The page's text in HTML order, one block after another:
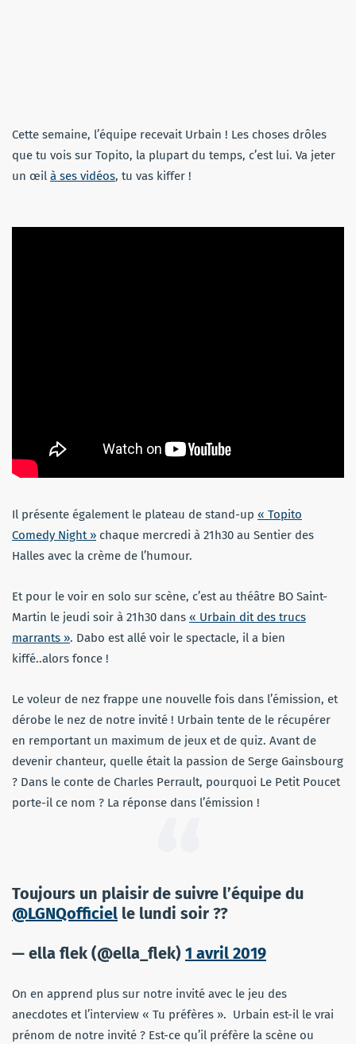
Cette semaine, l’équipe recevait Urbain ! Les choses drôles
que tu vois sur Topito, la plupart du temps, c’est lui. Va jeter
un œil à ses vidéos, tu vas kiffer !
Il présente également le plateau de stand-up « Topito
Comedy Night » chaque mercredi à 21h30 au Sentier des
Halles avec la crème de l’humour.
Et pour le voir en solo sur scène, c’est au théâtre BO Saint-
Martin le jeudi soir à 21h30 dans « Urbain dit des trucs
marrants ». Dabo est allé voir le spectacle, il a bien
kiffé..alors fonce !
Le voleur de nez frappe une nouvelle fois dans l’émission, et
dérobe le nez de notre invité ! Urbain tente de le récupérer
en remportant un maximum de jeux et de quiz. Avant de
devenir chanteur, quelle était la passion de Serge Gainsbourg
? Dans le conte de Charles Perrault, pourquoi Le Petit Poucet
porte-il ce nom ? La réponse dans l’émission !
Toujours un plaisir de suivre l’équipe du
@LGNQofficiel le lundi soir ??
— ella flek (@ella_flek) 1 avril 2019
On en apprend plus sur notre invité avec le jeu des
anecdotes et l’interview « Tu préfères ». Urbain est-il le vrai
prénom de notre invité ? Est-ce qu’il préfère la scène ou